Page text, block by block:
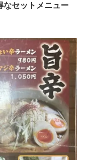
なセットメニュー